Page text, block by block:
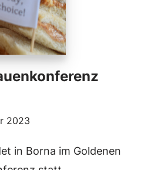
2023
in Borna im Goldenen